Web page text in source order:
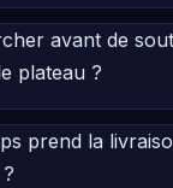
avant de
plateau ?
prend la